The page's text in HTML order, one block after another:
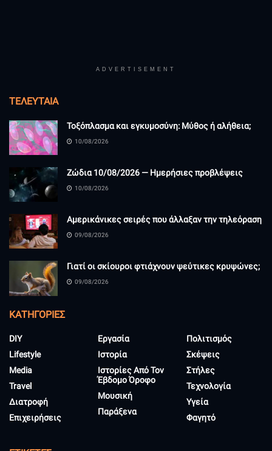
ADVERTISEMENT
ΤΕΛΕΥΤΑΊΑ
Τοξόπλασμα και εγκυμοσύνη: Μύθος ή αλήθεια;
10/08/2026
Ζώδια 10/08/2026 — Ημερήσιες προβλέψεις
10/08/2026
Αμερικάνικες σειρές που άλλαξαν την τηλεόραση
09/08/2026
Γιατί οι σκίουροι φτιάχνουν ψεύτικες κρυψώνες;
09/08/2026
KΑΤΗΓΟΡΊΕΣ
DIY
Lifestyle
Media
Travel
Διατροφή
Επιχειρήσεις
Εργασία
Ιστορία
Ιστορίες Από Τον
Έβδομο Όροφο
Μουσική
Παράξενα
Πολιτισμός
Σκέψεις
Στήλες
Τεχνολογία
Υγεία
Φαγητό